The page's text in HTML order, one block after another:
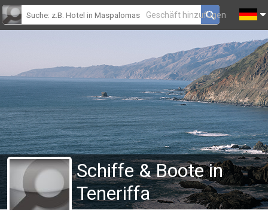
Geschäft hinzufügen
Schiffe & Boote in
Teneriffa